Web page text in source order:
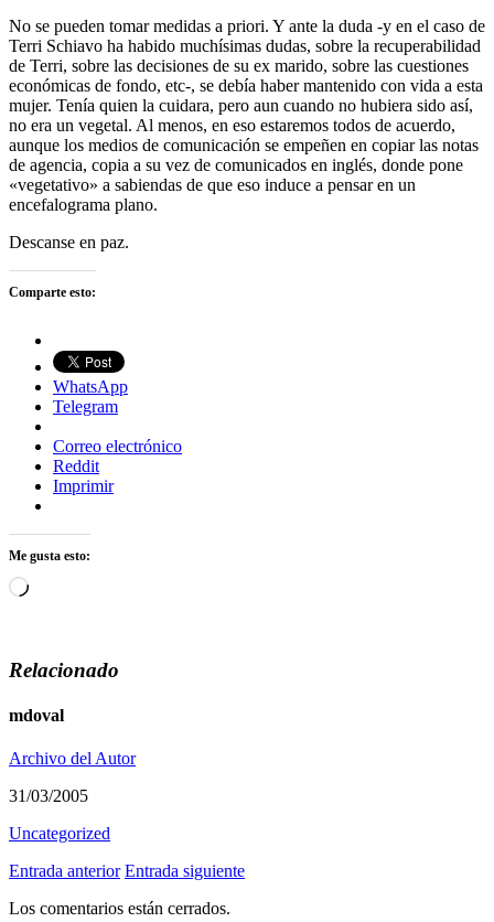
No se pueden tomar medidas a priori. Y ante la duda -y en el caso de
Terri Schiavo ha habido muchísimas dudas, sobre la recuperabilidad
de Terri, sobre las decisiones de su ex marido, sobre las cuestiones
económicas de fondo, etc-, se debía haber mantenido con vida a esta
mujer. Tenía quien la cuidara, pero aun cuando no hubiera sido así,
no era un vegetal. Al menos, en eso estaremos todos de acuerdo,
aunque los medios de comunicación se empeñen en copiar las notas
de agencia, copia a su vez de comunicados en inglés, donde pone
«vegetativo» a sabiendas de que eso induce a pensar en un
encefalograma plano.
Descanse en paz.
Comparte esto:
WhatsApp
Telegram
Correo electrónico
Reddit
Imprimir
Me gusta esto:
Cargando...
Relacionado
mdoval
Archivo del Autor
31/03/2005
Uncategorized
Entrada anterior Entrada siguiente
Los comentarios están cerrados.